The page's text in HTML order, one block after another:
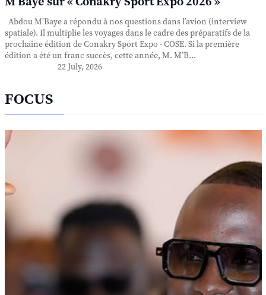
Abdou M’Baye a répondu à nos questions dans l’avion (interview
spatiale). Il multiplie les voyages dans le cadre des préparatifs de la
prochaine édition de Conakry Sport Expo - COSE. Si la première
édition a été un franc succès, cette année, M. M’B...
22 July, 2026
FOCUS